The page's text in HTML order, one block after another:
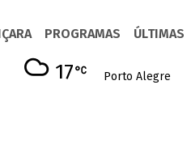
PROGRAMAS
Porto Alegre
17